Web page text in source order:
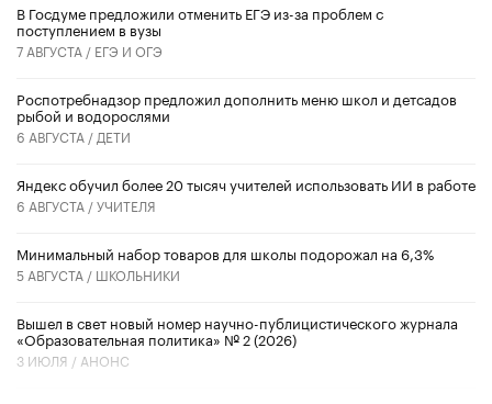
В Госдуме предложили отменить ЕГЭ из-за проблем с
поступлением в вузы
7 АВГУСТА / ЕГЭ И ОГЭ
Роспотребнадзор предложил дополнить меню школ и детсадов
рыбой и водорослями
6 АВГУСТА / ДЕТИ
​Яндекс обучил более 20 тысяч учителей использовать ИИ в работе
6 АВГУСТА /УЧИТЕЛЯ
Минимальный набор товаров для школы подорожал на 6,3%
5 АВГУСТА / ШКОЛЬНИКИ
Вышел в свет новый номер научно-публицистического журнала
«Образовательная политика» № 2 (2026)
3 ИЮЛЯ / АНОНС